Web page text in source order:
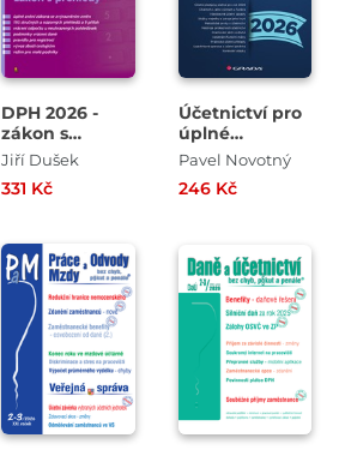
DPH 2026 -
zákon s
přehledy
Jiří Dušek
331 Kč
Účetnictví pro
úplné
začátečníky
Pavel Novotný
246 Kč